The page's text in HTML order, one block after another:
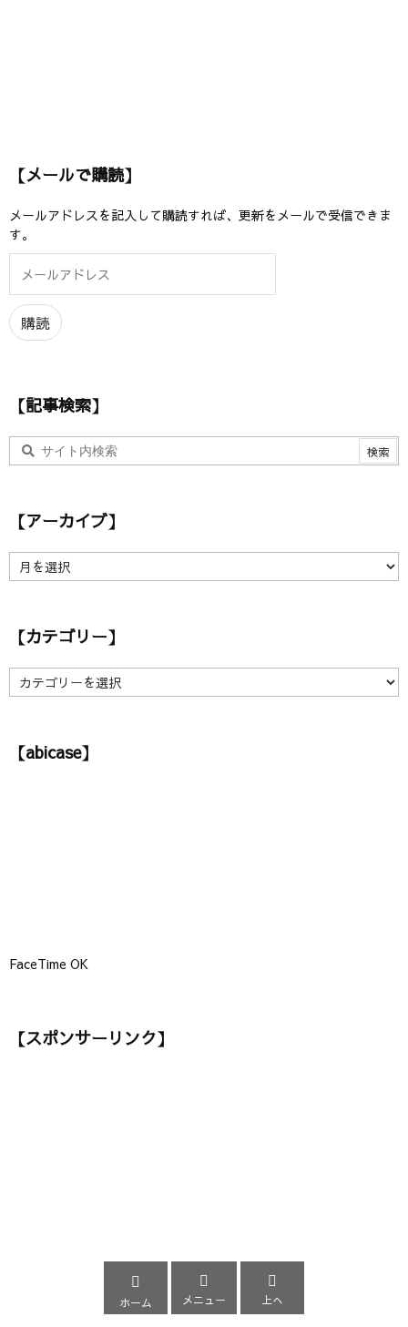
【メールで購読】
メールアドレスを記入して購読すれば、更新をメールで受信できま
す。
ル
ア
ド
購読
【記事検索】
【アーカイブ】
ア
イ【カテゴリー】
【
カ
リ【abicase】
FaceTime OK
【スポンサーリンク】

ホーム

メニュー

上へ